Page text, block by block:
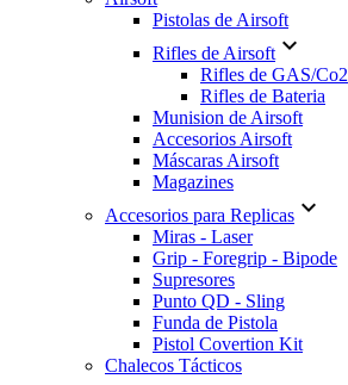
Pistolas de Airsoft
Rifles de Airsoft 
Rifles de GAS/Co2
Rifles de Bateria
Munision de Airsoft
Accesorios Airsoft
Máscaras Airsoft
Magazines
Accesorios para Replicas 
Miras - Laser
Grip - Foregrip - Bipode
Supresores
Punto QD - Sling
Funda de Pistola
Pistol Covertion Kit
Chalecos Tácticos